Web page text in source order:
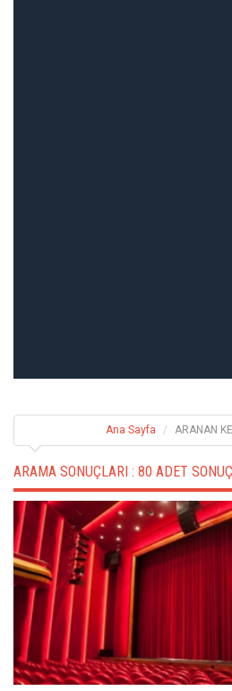
Ana Sayfa ARANAN
ARAMA SONUÇLARI : 80 ADET